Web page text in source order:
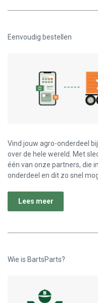
Eenvoudig bestellen
Vind jouw agro-onderdeel
over de hele wereld. Met
één van onze partners, die
onderdeel en dit zo snel
Lees meer
Wie is BartsParts?